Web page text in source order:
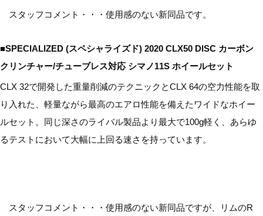
スタッフコメント・・・使用感のない新同品です。
■SPECIALIZED (スペシャライズド) 2020 CLX50 DISC カーボン
クリンチャー/チューブレス対応 シマノ11S ホイールセット
CLX 32で開発した重量削減のテクニックとCLX 64の空力性能を取
り入れた、軽量ながら最高のエアロ性能を備えたワイドなホイー
ルセット。同じ深さのライバル製品より最大で100g軽く、あらゆ
るテストにおいて大幅に上回る速さを持っています。
スタッフコメント・・・使用感のない新同品ですが、リムのR